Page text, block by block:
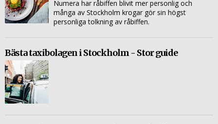
Numera har råbiffen blivit mer personlig och
många av Stockholm krogar gör sin högst
personliga tolkning av råbiffen.
Bästa taxibolagen i Stockholm - Stor guide